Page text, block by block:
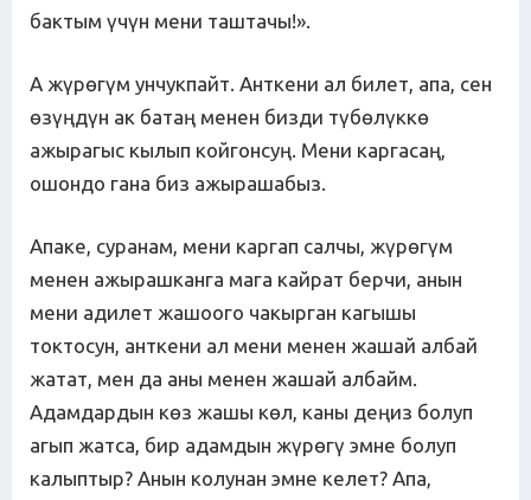
бактым үчүн мени таштачы!».
А жүрөгүм унчукпайт. Анткени ал билет, апа, сен
өзүңдүн ак батаң менен бизди түбөлүккө
ажырагыс кылып койгонсуң. Мени каргасаң,
ошондо гана биз ажырашабыз.
Апаке, суранам, мени каргап салчы, жүрөгүм
менен ажырашканга мага кайрат берчи, анын
мени адилет жашоого чакырган кагышы
токтосун, анткени ал мени менен жашай албай
жатат, мен да аны менен жашай албайм.
Адамдардын көз жашы көл, каны деңиз болуп
агып жатса, бир адамдын жүрөгү эмне болуп
калыптыр? Анын колунан эмне келет? Апа,